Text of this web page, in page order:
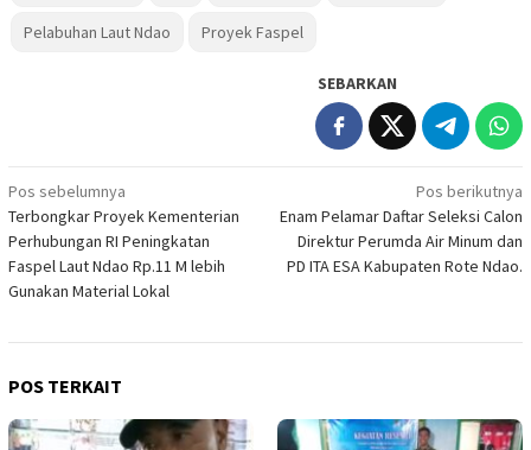
Pelabuhan Laut Ndao Proyek Faspel
SEBARKAN
Navigasi
pos
Pos sebelumnya
Terbongkar Proyek Kementerian
Perhubungan RI Peningkatan
Faspel Laut Ndao Rp.11 M lebih
Gunakan Material Lokal
Pos berikutnya
Enam Pelamar Daftar Seleksi Calon
Direktur Perumda Air Minum dan
PD ITA ESA Kabupaten Rote Ndao.
POS TERKAIT